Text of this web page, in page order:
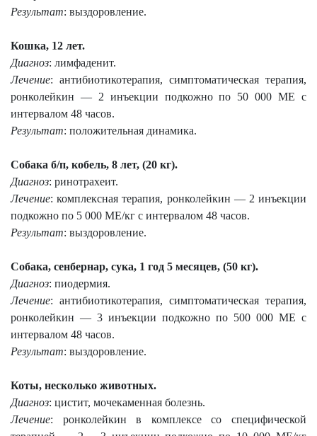
Результат: выздоровление.
Кошка, 12 лет.
Диагноз: лимфаденит.
Лечение: антибиотикотерапия, симптоматическая терапия,
ронколейкин — 2 инъекции подкожно по 50 000 МЕ с
интервалом 48 часов.
Результат: положительная динамика.
Собака б/п, кобель, 8 лет, (20 кг).
Диагноз: ринотрахеит.
Лечение: комплексная терапия, ронколейкин — 2 инъекции
подкожно по 5 000 МЕ/кг с интервалом 48 часов.
Результат: выздоровление.
Собака, сенбернар, сука, 1 год 5 месяцев, (50 кг).
Диагноз: пиодермия.
Лечение: антибиотикотерапия, симптоматическая терапия,
ронколейкин — 3 инъекции подкожно по 500 000 МЕ с
интервалом 48 часов.
Результат: выздоровление.
Коты, несколько животных.
Диагноз: цистит, мочекаменная болезнь.
Лечение: ронколейкин в комплексе со специфической